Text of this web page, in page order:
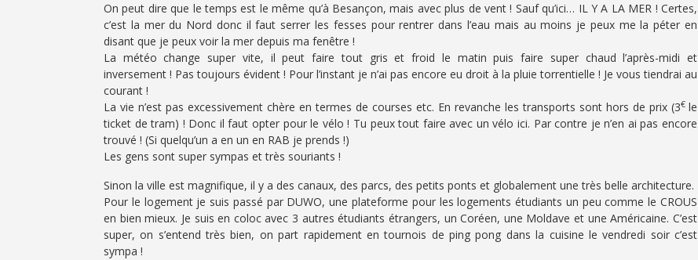
On peut dire que le temps est le même qu’à Besançon, mais avec plus de vent ! Sauf qu’ici… IL Y A LA MER ! Certes,
c’est la mer du Nord donc il faut serrer les fesses pour rentrer dans l’eau mais au moins je peux me la péter en
disant que je peux voir la mer depuis ma fenêtre !
La météo change super vite, il peut faire tout gris et froid le matin puis faire super chaud l’après-midi et
inversement ! Pas toujours évident ! Pour l’instant je n’ai pas encore eu droit à la pluie torrentielle ! Je vous tiendrai au
courant !
La vie n’est pas excessivement chère en termes de courses etc. En revanche les transports sont hors de prix (3€ le
ticket de tram) ! Donc il faut opter pour le vélo ! Tu peux tout faire avec un vélo ici. Par contre je n’en ai pas encore
trouvé ! (Si quelqu’un a en un en RAB je prends !)
Les gens sont super sympas et très souriants !
Sinon la ville est magnifique, il y a des canaux, des parcs, des petits ponts et globalement une très belle architecture.
Pour le logement je suis passé par DUWO, une plateforme pour les logements étudiants un peu comme le CROUS
en bien mieux. Je suis en coloc avec 3 autres étudiants étrangers, un Coréen, une Moldave et une Américaine. C’est
super, on s’entend très bien, on part rapidement en tournois de ping pong dans la cuisine le vendredi soir c’est
sympa !